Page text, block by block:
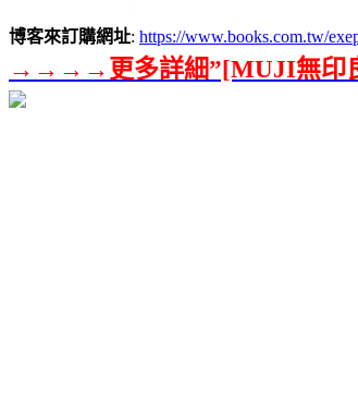
博客來訂購網址: https://www.books.com.tw/
→→→→更多詳細”[MUJI無印良